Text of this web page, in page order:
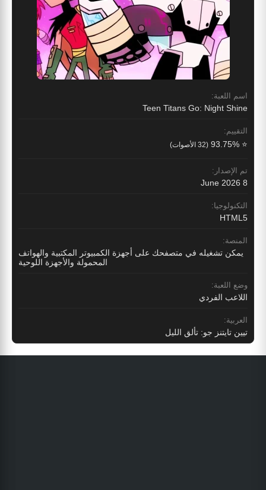
اسم اللعبة:
Teen Titans Go: Night Shine
التقييم:
⭐ 93.75% (32 الأصوات)
تم الإصدار:
8 June 2026
التكنولوجيا:
HTML5
المنصة:
يمكن تشغيله في متصفحك على أجهزة الكمبيوتر المكتبية والهواتف
المحمولة والأجهزة اللوحية
وضع اللعبة:
اللاعب الفردي
العربية:
تيين تايتنز جو: تألق الليل